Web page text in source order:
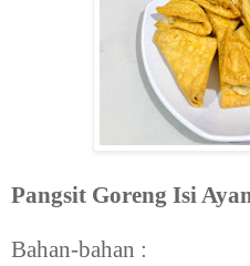
Pangsit Goreng Isi
Bahan-bahan :